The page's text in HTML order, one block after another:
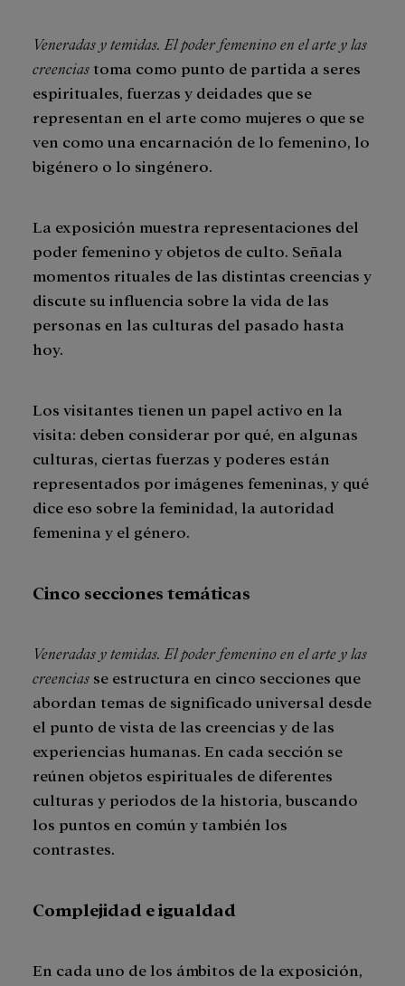
Veneradas y temidas. El poder femenino en el arte y las
creencias toma como punto de partida a seres
espirituales, fuerzas y deidades que se
representan en el arte como mujeres o que se
ven como una encarnación de lo femenino, lo
bigénero o lo singénero.
La exposición muestra representaciones del
poder femenino y objetos de culto. Señala
momentos rituales de las distintas creencias y
discute su influencia sobre la vida de las
personas en las culturas del pasado hasta
hoy.
Los visitantes tienen un papel activo en la
visita: deben considerar por qué, en algunas
culturas, ciertas fuerzas y poderes están
representados por imágenes femeninas, y qué
dice eso sobre la feminidad, la autoridad
femenina y el género.
Cinco secciones temáticas
Veneradas y temidas. El poder femenino en el arte y las
creencias se estructura en cinco secciones que
abordan temas de significado universal desde
el punto de vista de las creencias y de las
experiencias humanas. En cada sección se
reúnen objetos espirituales de diferentes
culturas y periodos de la historia, buscando
los puntos en común y también los
contrastes.
Complejidad e igualdad
En cada uno de los ámbitos de la exposición,